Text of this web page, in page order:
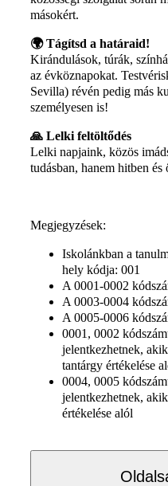
másokért.
🌍 Tágítsd a határaid!
Kirándulások, túrák,
az évköznapokat.
Sevilla) révén pedig más
személyesen is!
🙏 Lelki feltöltődés
Lelki napjaink, közös
tudásban, hanem hitben
Megjegyzések:
Iskolánkban a
hely kódja: 001
A 0001-0002
A 0003-0004
A 0005-0006
0001, 0002
jelentkezhetnek,
tantárgy értékelése
0004, 0005
jelentkezhetnek,
értékelése alól